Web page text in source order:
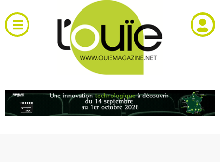
au
contenu
Toggle
Navigation
RH et emploi